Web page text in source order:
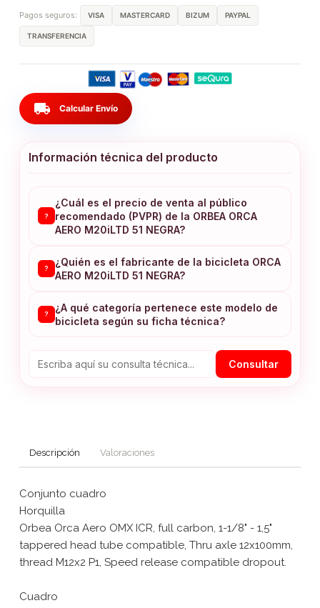
Pagos seguros: VISA MASTERCARD BIZUM PAYPAL
TRANSFERENCIA
local_shipping Calcular Envío
Información técnica del producto
?
¿Cuál es el precio de venta al público
recomendado (PVPR) de la ORBEA ORCA
AERO M20iLTD 51 NEGRA?
?
¿Quién es el fabricante de la bicicleta ORCA
AERO M20iLTD 51 NEGRA?
?
¿A qué categoría pertenece este modelo de
bicicleta según su ficha técnica?
Consultar
Descripción Valoraciones
Conjunto cuadro
Horquilla
Orbea Orca Aero OMX ICR, full carbon, 1-1/8" - 1,5"
tappered head tube compatible, Thru axle 12x100mm,
thread M12x2 P1, Speed release compatible dropout.
Cuadro